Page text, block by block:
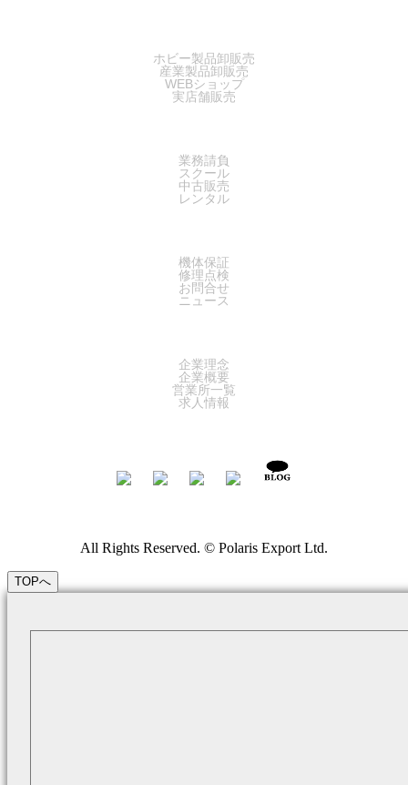
ホビー製品卸販売
産業製品卸販売
WEBショップ
実店舗販売
業務請負
スクール
中古販売
レンタル
機体保証
修理点検
お問合せ
ニュース
企業理念
企業概要
営業所一覧
求人情報
All Rights Reserved. © Polaris Export Ltd.
TOPへ